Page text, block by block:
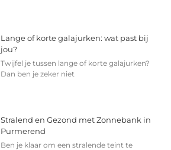
Lange of korte galajurken: wat past bij
jou?
Twijfel je tussen lange of korte galajurken?
Dan ben je zeker niet
Stralend en Gezond met Zonnebank in
Purmerend
Ben je klaar om een stralende teint te